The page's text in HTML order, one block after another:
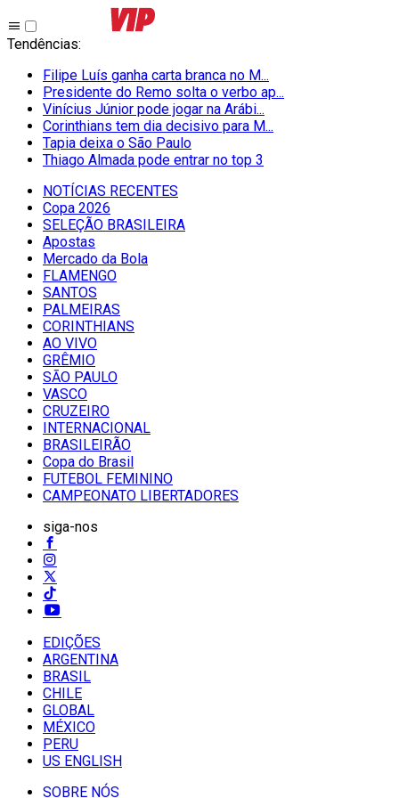
Tendências:
Filipe Luís ganha carta branca no M...
Presidente do Remo solta o verbo ap...
Vinícius Júnior pode jogar na Arábi...
Corinthians tem dia decisivo para M...
Tapia deixa o São Paulo
Thiago Almada pode entrar no top 3
NOTÍCIAS RECENTES
Copa 2026
SELEÇÃO BRASILEIRA
Apostas
Mercado da Bola
FLAMENGO
SANTOS
PALMEIRAS
CORINTHIANS
AO VIVO
GRÊMIO
SĀO PAULO
VASCO
CRUZEIRO
INTERNACIONAL
BRASILEIRÃO
Copa do Brasil
FUTEBOL FEMININO
CAMPEONATO LIBERTADORES
siga-nos
EDIÇÕES
ARGENTINA
BRASIL
CHILE
GLOBAL
MÉXICO
PERU
US ENGLISH
SOBRE NÓS